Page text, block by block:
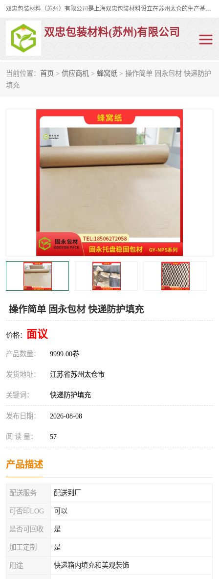
双忠包装材料（苏州）有限公司是上海双忠包装材料设立在苏州太仓的生产基地，占地约2万平米，产品主要有打孔缠绕膜，拉伸蜂窝纸，集装箱充气袋，滑托板，打包带，裹包网兜，防滑纸等箱体和托盘的运输和保护性包材。固永包材®，GooYon Pack®，是我们保护性包装材料的专属品牌。
双忠包装材料(苏州)有限公司
当前位置： 首页 > 供应商机 > 蜂窝纸 > 操作简单 固永包材 快递防护
填充
操作简单 固永包材 快递防护填充
价格： 面议
产品数量： 9999.00卷
发货地址： 江苏省苏州太仓市
关键词： 快递防护填充
发布日期： 2026-08-08
阅 读 量： 57
产品描述
配送服务 配送到厂
可否印LOG 可以
是否可回收 是
加工定制 是
用途 快递箱内填充和美观装饰
打孔缠绕膜
裹包网兜 纤维打包带
充气袋
缠绕膜
托盘裹包网兜